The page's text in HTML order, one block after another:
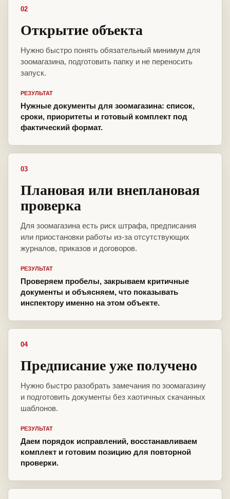
02
Открытие объекта
Нужно быстро понять обязательный минимум для
зоомагазина, подготовить папку и не переносить
запуск.
РЕЗУЛЬТАТ
Нужные документы для зоомагазина: список,
сроки, приоритеты и готовый комплект под
фактический формат.
03
Плановая или внеплановая
проверка
Для зоомагазина есть риск штрафа, предписания
или приостановки работы из-за отсутствующих
журналов, приказов и договоров.
РЕЗУЛЬТАТ
Проверяем пробелы, закрываем критичные
документы и объясняем, что показывать
инспектору именно на этом объекте.
04
Предписание уже получено
Нужно быстро разобрать замечания по зоомагазину
и подготовить документы без хаотичных скачанных
шаблонов.
РЕЗУЛЬТАТ
Даем порядок исправлений, восстанавливаем
комплект и готовим позицию для повторной
проверки.